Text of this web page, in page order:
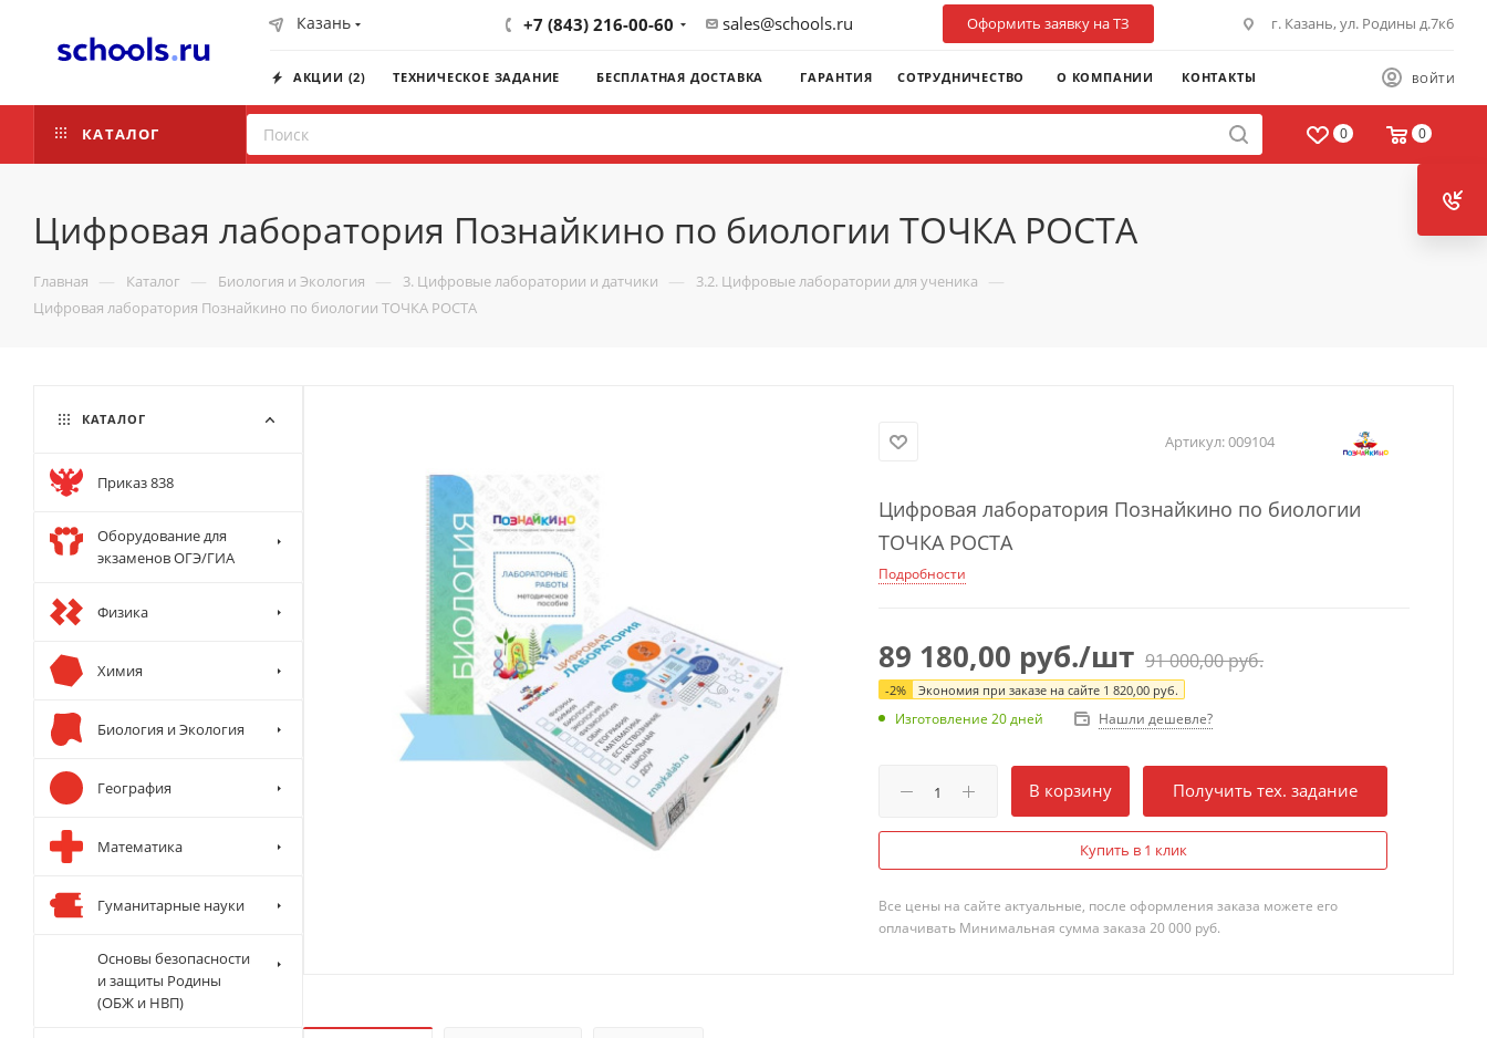
Казань +7 (843) 216-00-60 sales@schools.ru Оформить заявку на ТЗ г. Казань, ул. Родины д.7к6
ВОЙТИ
АКЦИИ (2) ТЕХНИЧЕСКОЕ ЗАДАНИЕ БЕСПЛАТНАЯ ДОСТАВКА ГАРАНТИЯ СОТРУДНИЧЕСТВО О КОМПАНИИ КОНТАКТЫ
0 0
КАТАЛОГ
Цифровая лаборатория Познайкино по биологии ТОЧКА РОСТА
Главная — Каталог — Биология и Экология — 3. Цифровые лаборатории и датчики — 3.2. Цифровые лаборатории для ученика —
Цифровая лаборатория Познайкино по биологии ТОЧКА РОСТА
Артикул:009104
Цифровая лаборатория Познайкино по биологии
ТОЧКА РОСТА
Подробности
89 180,00 руб./шт 91 000,00руб.
-2% Экономия при заказе на сайте 1 820,00 руб.
Изготовление 20 дней Нашли дешевле?
В корзину Получить тех. задание
Купить в 1 клик
Все цены на сайте актуальные, после оформления заказа можете его
оплачивать Минимальная сумма заказа 20 000 руб.
КАТАЛОГ
Приказ 838
Оборудование для
экзаменов ОГЭ/ГИА
Физика
Химия
Биология и Экология
География
Математика
Гуманитарные науки
Основы безопасности
и защиты Родины
(ОБЖ и НВП)